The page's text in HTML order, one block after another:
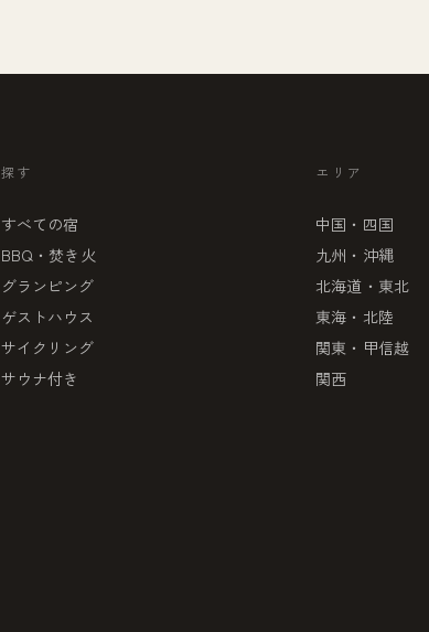
探す
すべての宿
BBQ・焚き火
グランピング
ゲストハウス
サイクリング
サウナ付き
エリア
中国・四国
九州・沖縄
北海道・東北
東海・北陸
関東・甲信越
関西